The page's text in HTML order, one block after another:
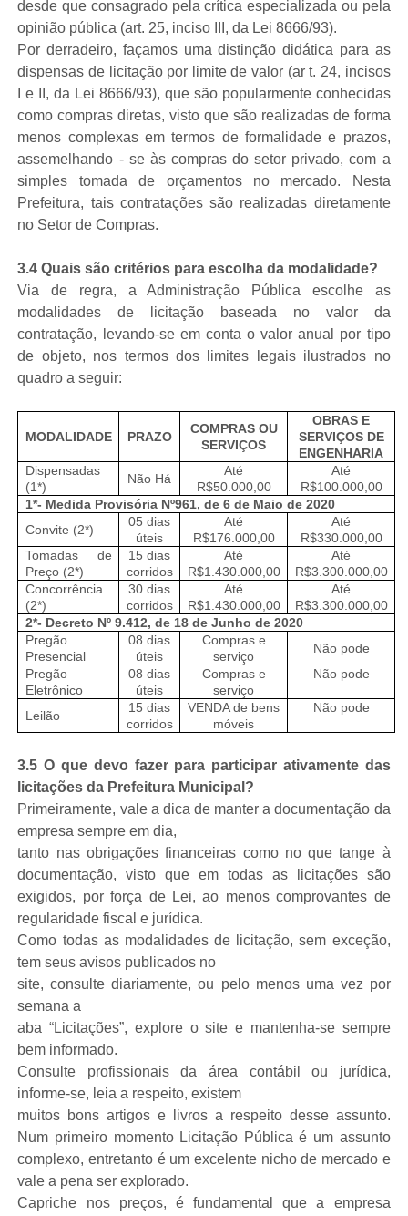
desde que consagrado pela crítica especializada ou pela
opinião pública (art. 25, inciso III, da Lei 8666/93).
Por derradeiro, façamos uma distinção didática para as
dispensas de licitação por limite de valor (ar t. 24, incisos
I e II, da Lei 8666/93), que são popularmente conhecidas
como compras diretas, visto que são realizadas de forma
menos complexas em termos de formalidade e prazos,
assemelhando - se às compras do setor privado, com a
simples tomada de orçamentos no mercado. Nesta
Prefeitura, tais contratações são realizadas diretamente
no Setor de Compras.
3.4 Quais são critérios para escolha da modalidade?
Via de regra, a Administração Pública escolhe as
modalidades de licitação baseada no valor da
contratação, levando-se em conta o valor anual por tipo
de objeto, nos termos dos limites legais ilustrados no
quadro a seguir:
MODALIDADE PRAZO
COMPRAS OU
SERVIÇOS
OBRAS E
SERVIÇOS DE
ENGENHARIA
Dispensadas
(1*)
Não Há
Até
R$50.000,00
Até
R$100.000,00
1*- Medida Provisória Nº961, de 6 de Maio de 2020
Convite (2*)
05 dias
úteis
Até
R$176.000,00
Até
R$330.000,00
Tomadas de
Preço (2*)
15 dias
corridos
Até
R$1.430.000,00
Até
R$3.300.000,00
Concorrência
(2*)
30 dias
corridos
Até
R$1.430.000,00
Até
R$3.300.000,00
2*- Decreto Nº 9.412, de 18 de Junho de 2020
Pregão
Presencial
08 dias
úteis
Compras e
serviço
Não pode
Pregão
Eletrônico
08 dias
úteis
Compras e
serviço
Não pode
Leilão
15 dias
corridos
VENDA de bens
móveis
Não pode
3.5 O que devo fazer para participar ativamente das
licitações da Prefeitura Municipal?
Primeiramente, vale a dica de manter a documentação da
empresa sempre em dia,
tanto nas obrigações financeiras como no que tange à
documentação, visto que em todas as licitações são
exigidos, por força de Lei, ao menos comprovantes de
regularidade fiscal e jurídica.
Como todas as modalidades de licitação, sem exceção,
tem seus avisos publicados no
site, consulte diariamente, ou pelo menos uma vez por
semana a
aba “Licitações”, explore o site e mantenha-se sempre
bem informado.
Consulte profissionais da área contábil ou jurídica,
informe-se, leia a respeito, existem
muitos bons artigos e livros a respeito desse assunto.
Num primeiro momento Licitação Pública é um assunto
complexo, entretanto é um excelente nicho de mercado e
vale a pena ser explorado.
Capriche nos preços, é fundamental que a empresa